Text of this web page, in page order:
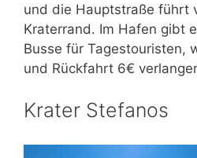
und die Hauptstraße führt
Kraterrand. Im Hafen gibt
Busse für Tagestouristen,
und Rückfahrt 6€
Krater Stefanos